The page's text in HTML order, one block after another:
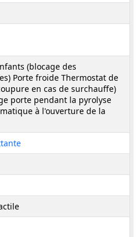
(blocage des
Porte froide Thermostat de
en cas de surchauffe)
porte pendant la pyrolyse
à l'ouverture de la